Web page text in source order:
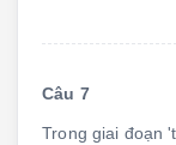
Câu 7
Trong giai đoạn